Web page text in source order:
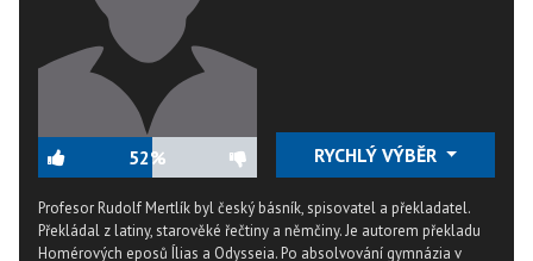
52% RYCHLÝ VÝBĚR
Profesor Rudolf Mertlík byl český básník, spisovatel a překladatel.
Překládal z latiny, starověké řečtiny a němčiny. Je autorem překladu
Homérových eposů Ílias a Odysseia. Po absolvování gymnázia v